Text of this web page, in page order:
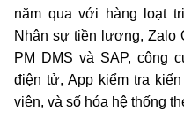
năm qua với hàng loạt
Nhân sự tiền lương, Zalo
PM DMS và SAP, công
điện tử, App kiểm tra
viên, và số hóa hệ thống